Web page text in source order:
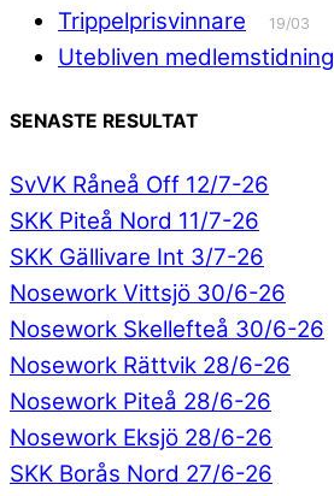
Trippelprisvinnare 19/03
Utebliven medlemstidning
SENASTE RESULTAT
SvVK Råneå Off 12/7-26
SKK Piteå Nord 11/7-26
SKK Gällivare Int 3/7-26
Nosework Vittsjö 30/6-26
Nosework Skellefteå 30/6-26
Nosework Rättvik 28/6-26
Nosework Piteå 28/6-26
Nosework Eksjö 28/6-26
SKK Borås Nord 27/6-26